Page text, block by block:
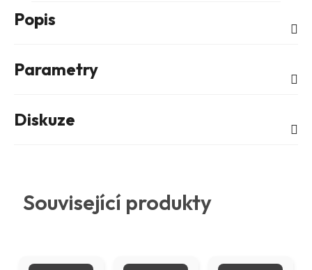
Popis
Parametry
Diskuze
Související produkty